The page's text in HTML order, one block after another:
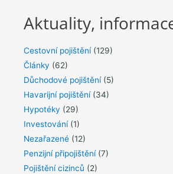
Aktuality,
Cestovní pojištění(129)
Články (62)
Důchodové pojištění(5)
Havarijní pojištění(34)
Hypotéky (29)
Investování(1)
Nezařazené (12)
Penzijní připojištění(7)
Pojištění cizinců (2)